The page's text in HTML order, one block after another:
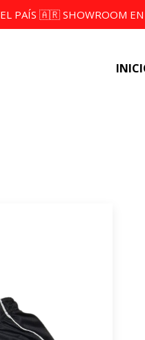
PAÍS 🇦🇷 SHOWROOM EN